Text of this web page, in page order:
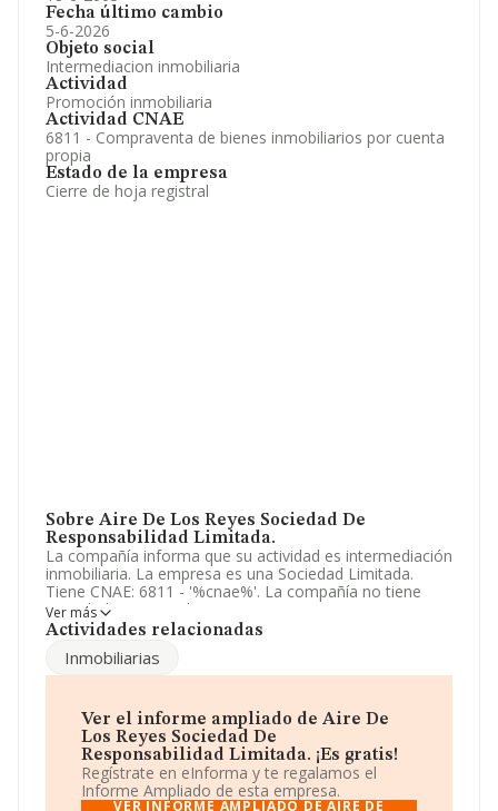
Fecha último cambio
5-6-2026
Objeto social
Intermediacion inmobiliaria
Actividad
Promoción inmobiliaria
Actividad CNAE
6811 - Compraventa de bienes inmobiliarios por cuenta
propia
Estado de la empresa
Cierre de hoja registral
Sobre Aire De Los Reyes Sociedad De
Responsabilidad Limitada.
La compañía informa que su actividad es intermediación
inmobiliaria. La empresa es una Sociedad Limitada.
Tiene CNAE: 6811 - '%cnae%'. La compañía no tiene
actividad en mercados exteriores.
Responsabilidad Limitada
encuentra en Calle La Florida núm. 5 Plt Bj, (41003),
En base a la información de la que dispone INFORMA
sobre 67.991 compañías, la facturación en el ámbito
nacional alcanza los 7.139 millones de euros y se calcula
un promedio de facturación de 105 mil euros entre
todas las compañías. Teniendo en cuenta la
Ver más
Actividades relacionadas
Inmobiliarias
Ver el informe ampliado de Aire De
Los Reyes Sociedad De
Responsabilidad Limitada. ¡Es gratis!
Regístrate en eInforma y te regalamos el
Informe Ampliado de esta empresa.
VER INFORME AMPLIADO DE AIRE DE